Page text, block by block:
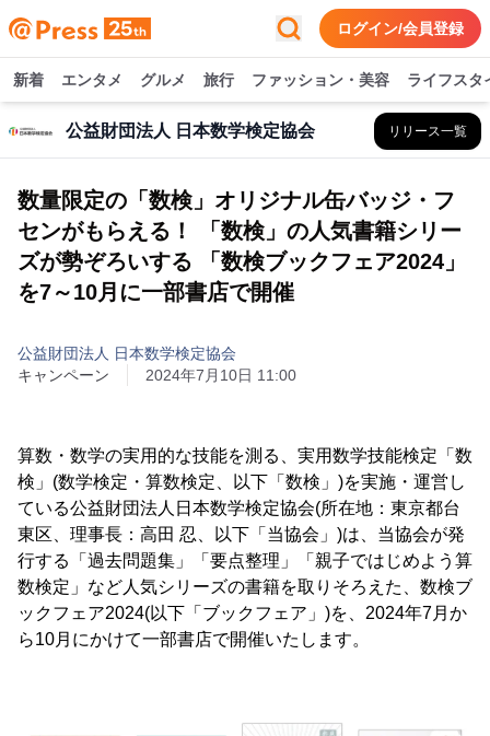
ログイン/会員登録
新着 エンタメ グルメ 旅行 ファッション・美容 ライフスタ
公益財団法人 日本数学検定協会 リリース一覧
数量限定の「数検」オリジナル缶バッジ・フ
センがもらえる！ 「数検」の人気書籍シリー
ズが勢ぞろいする 「数検ブックフェア2024」
を7～10月に一部書店で開催
公益財団法人 日本数学検定協会
キャンペーン
2024年7月10日 11:00
算数・数学の実用的な技能を測る、実用数学技能検定「数
検」(数学検定・算数検定、以下「数検」)を実施・運営し
ている公益財団法人日本数学検定協会(所在地：東京都台
東区、理事長：高田 忍、以下「当協会」)は、当協会が発
行する「過去問題集」「要点整理」「親子ではじめよう算
数検定」など人気シリーズの書籍を取りそろえた、数検ブ
ックフェア2024(以下「ブックフェア」)を、2024年7月か
ら10月にかけて一部書店で開催いたします。